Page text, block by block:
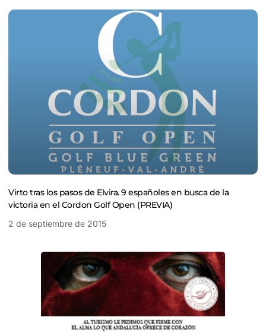
Virto tras los pasos de Elvira. 9 españoles en busca de la
victoria en el Cordon Golf Open (PREVIA)
2 de septiembre de 2015